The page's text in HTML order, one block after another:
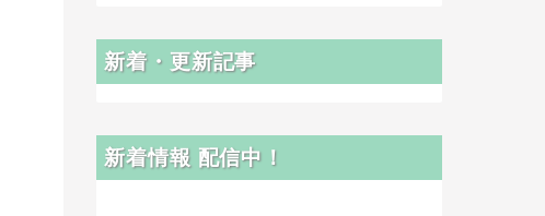
新着・更新記事
新着情報 配信中！